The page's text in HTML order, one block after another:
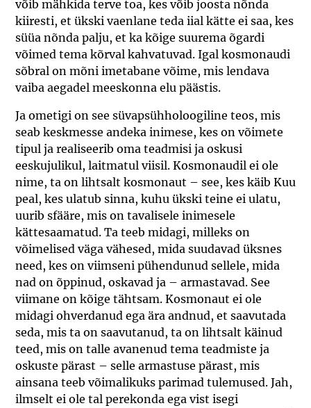
võib mähkida terve toa, kes võib joosta nõnda
kiiresti, et ükski vaenlane teda iial kätte ei saa, kes
süüa nõnda palju, et ka kõige suurema õgardi
võimed tema kõrval kahvatuvad. Igal kosmonaudi
sõbral on mõni imetabane võime, mis lendava
vaiba aegadel meeskonna elu päästis.
Ja ometigi on see süvapsühholoogiline teos, mis
seab keskmesse andeka inimese, kes on võimete
tipul ja realiseerib oma teadmisi ja oskusi
eeskujulikul, laitmatul viisil. Kosmonaudil ei ole
nime, ta on lihtsalt kosmonaut – see, kes käib Kuu
peal, kes ulatub sinna, kuhu ükski teine ei ulatu,
uurib sfääre, mis on tavalisele inimesele
kättesaamatud. Ta teeb midagi, milleks on
võimelised väga vähesed, mida suudavad üksnes
need, kes on viimseni pühendunud sellele, mida
nad on õppinud, oskavad ja – armastavad. See
viimane on kõige tähtsam. Kosmonaut ei ole
midagi ohverdanud ega ära andnud, et saavutada
seda, mis ta on saavutanud, ta on lihtsalt käinud
teed, mis on talle avanenud tema teadmiste ja
oskuste pärast – selle armastuse pärast, mis
ainsana teeb võimalikuks parimad tulemused. Jah,
ilmselt ei ole tal perekonda ega vist isegi